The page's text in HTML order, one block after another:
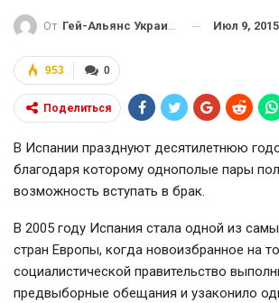
От Гей-Альянс Украина Июл 9, 2015
0
953
Поделиться
В Испании празднуют десятилетнюю
благодаря которому однополые пары
возможность вступать в брак.
В 2005 году Испания стала одной из
стран Европы, когда новоизбранное на
социалистической правительство
предвыборные обещания и узаконило